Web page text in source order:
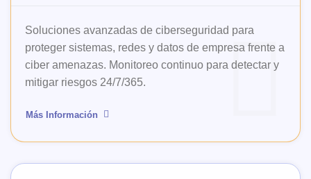
Soluciones avanzadas de ciberseguridad para
proteger sistemas, redes y datos de empresa frente a
ciber amenazas. Monitoreo continuo para detectar y
mitigar riesgos 24/7/365.
Más Información